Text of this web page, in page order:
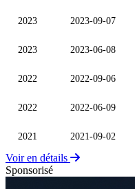
2023 2023-09-07
2023 2023-06-08
2022 2022-09-06
2022 2022-06-09
2021 2021-09-02
Voir en détails
Sponsorisé